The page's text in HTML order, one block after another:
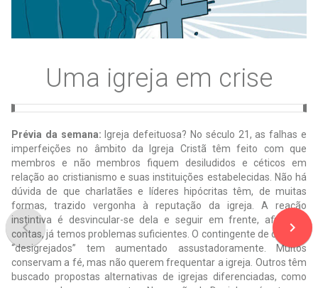
navigate_before
Uma igreja em crise
Prévia da semana: Igreja defeituosa? No século 21, as falhas e
imperfeições no âmbito da Igreja Cristã têm feito com que
membros e não membros fiquem desiludidos e céticos em
relação ao cristianismo e suas instituições estabelecidas. Não há
dúvida de que charlatães e líderes hipócritas têm, de muitas
formas, trazido vergonha à reputação da igreja. A reação
instintiva é desvincular-se dela e seguir em frente, afinal de
contas, já temos problemas suficientes. O contingente de cristãos
“desigrejados” tem aumentado assustadoramente. Muitos
conservam a fé, mas não querem frequentar a igreja. Outros têm
buscado propostas alternativas de igrejas diferenciadas, como
navigate_next